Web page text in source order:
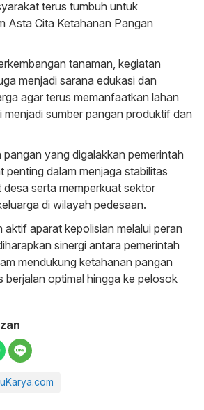
terus tumbuh untuk
Asta Cita Ketahanan Pangan
tanaman, kegiatan
menjadi sarana edukasi dan
agar terus memanfaatkan lahan
menjadi sumber pangan produktif dan
yang digalakkan pemerintah
penting dalam menjaga stabilitas
serta memperkuat sektor
di wilayah pedesaan.
aktif aparat kepolisian melalui peran
sinergi antara pemerintah
mendukung ketahanan pangan
berjalan optimal hingga ke pelosok